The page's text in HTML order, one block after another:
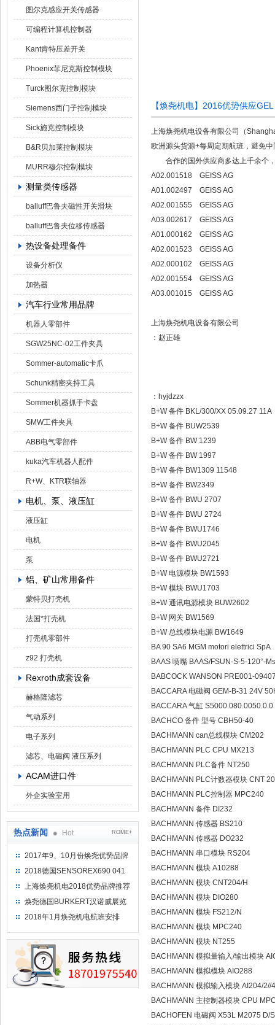
图尔克感应开关传感器
可编程计算机控制器
Kant肯特压差开关
Phoenix菲尼克斯控制模块
Turck图尔克控制模块
Siemens西门子控制模块
Sick施克控制模块
B&R贝加莱控制模块
MURR穆尔控制模块
测量类传感器
balluff巴鲁夫磁性开关滑块
balluff巴鲁夫位移传感器
热设备处理备件
设备分析仪
加热器
汽车行业常用品牌
机器人零部件
SGW25NC-02工件夹具
Sommer-automatic卡爪
Schunk精密夹持工具
Sommer机器抓手卡盘
SMW工件夹具
ABB电气零部件
kuka汽车机器人配件
R+W、KTR联轴器
电机、泵、液压缸
液压缸
电机
泵
铝、矿山常用备件
蒙特贝打壳机
法国*打壳机
打壳机零部件
z92 打壳机
Rexroth成套设备
赫格隆滤芯
气动系列
电子系列
滤芯、电磁阀 液压系列
ACAM进口件
外企实验室用
热点新闻 Hot ROME+
2017年9、10月份焕尧优势品牌
推荐
2018德国SENSOREX690 041
415 D
上海焕尧机电2018优势品牌推荐
焕尧德国BURKERT汉诺威展览
（2018）
2018年1月焕尧机电航班安排
【焕尧机电】2016优势供应
上海焕尧机电设备有限公司（
欧洲源头货源+每周定期航班，避免
合作的国外供应商多达上千余个，
A02.001518 GEISS AG
A01.002497 GEISS AG
A02.001555 GEISS AG
A03.002617 GEISS AG
A01.000162 GEISS AG
A02.001523 GEISS AG
A02.000102 GEISS AG
A02.001554 GEISS AG
A03.001015 GEISS AG
上海焕尧机电设备有限公司
：赵正雄
：hyjdzzx
B+W 备件 BKL/300/XX 05.09.27 11A
B+W 备件 BUW2539
B+W 备件 BW 1239
B+W 备件 BW 1997
B+W 备件 BW1309 11548
B+W 备件 BW2349
B+W 备件 BWU 2707
B+W 备件 BWU 2724
B+W 备件 BWU1746
B+W 备件 BWU2045
B+W 备件 BWU2721
B+W 电源模块 BW1593
B+W 模块 BWU1703
B+W 通讯电源模块 BUW2602
B+W 网关 BW1569
B+W 总线模块电源 BW1649
BA 90 SA6 MGM motori elettrici SpA
BAAS 喷嘴 BAAS/FSUN-S-5-120°-
BABCOCK WANSON PRE001-
BACCARA 电磁阀 GEM-B-31 24V
BACCARA 气缸 S5000.080.0050.0.0
BACHCO 备件 型号 CBH50-40
BACHMANN can总线模块 CM202
BACHMANN PLC CPU MX213
BACHMANN PLC备件 NT250
BACHMANN PLC计数器模块 CNT
BACHMANN PLC控制器 MPC240
BACHMANN 备件 DI232
BACHMANN 传感器 BS210
BACHMANN 传感器 DO232
BACHMANN 串口模块 RS204
BACHMANN 模块 A10288
BACHMANN 模块 CNT204/H
BACHMANN 模块 DIO280
BACHMANN 模块 FS212/N
BACHMANN 模块 MPC240
BACHMANN 模块 NT255
BACHMANN 模拟量输入/输出模块
BACHMANN 模拟模块 AIO288
BACHMANN 模拟输入模块 AI204/
BACHMANN 主控制器模块 CPU
BACHOFEN 电磁阀 X53L M2075